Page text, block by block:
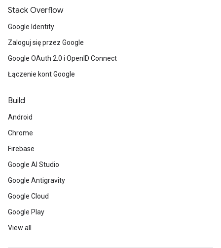
Stack Overflow
Google Identity
Zaloguj się przez Google
Google OAuth 2.0 i OpenID Connect
Łączenie kont Google
Build
Android
Chrome
Firebase
Google AI Studio
Google Antigravity
Google Cloud
Google Play
View all